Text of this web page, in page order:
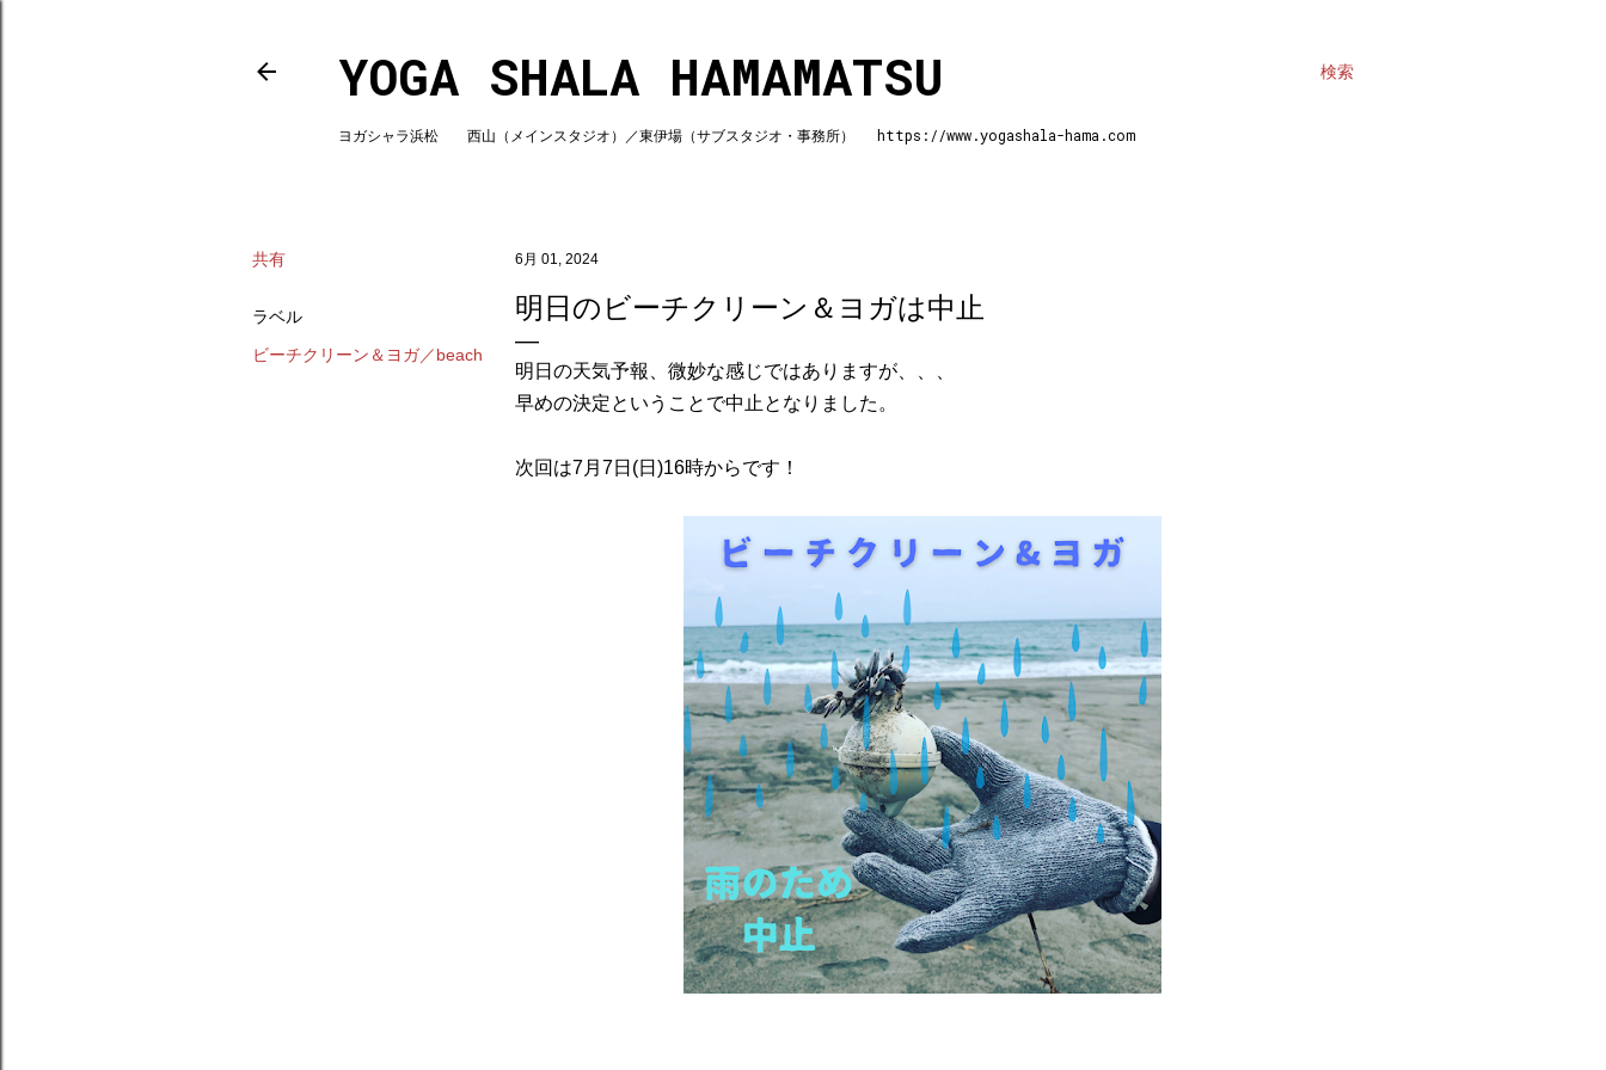
検索
YOGA SHALA HAMAMATSU
ヨガシャラ浜松 西山（メインスタジオ）／東伊場（サブスタジオ・事務所） https://www.yogashala-hama.com
共有
ラベル
ビーチクリーン＆ヨガ／beach
6月 01, 2024
明日のビーチクリーン＆ヨガは中止
明日の天気予報、微妙な感じではありますが、、、
早めの決定ということで中止となりました。
次回は7月7日(日)16時からです！